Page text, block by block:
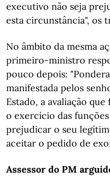
executivo não seja
esta circunstância", os
No âmbito da mesma
primeiro-ministro
pouco depois:
manifestada pelos
Estado, a avaliação
o exercício das
prejudicar o seu
aceitar o pedido de
Assessor do PM